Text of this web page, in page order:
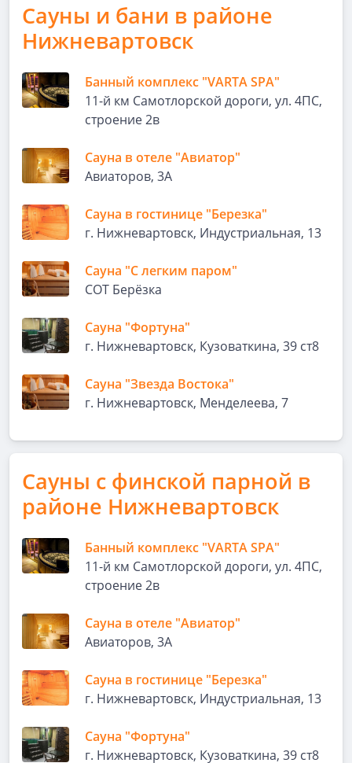
Сауны и бани в районе
Нижневартовск
Банный комплекс "VARTA SPA"
11-й км Самотлорской дороги, ул. 4ПС,
строение 2в
Сауна в отеле "Авиатор"
Авиаторов, 3А
Сауна в гостинице "Березка"
г. Нижневартовск, Индустриальная, 13
Сауна "С легким паром"
СОТ Берёзка
Сауна "Фортуна"
г. Нижневартовск, Кузоваткина, 39 ст8
Сауна "Звезда Востока"
г. Нижневартовск, Менделеева, 7
Сауны с финской парной в
районе Нижневартовск
Банный комплекс "VARTA SPA"
11-й км Самотлорской дороги, ул. 4ПС,
строение 2в
Сауна в отеле "Авиатор"
Авиаторов, 3А
Сауна в гостинице "Березка"
г. Нижневартовск, Индустриальная, 13
Сауна "Фортуна"
г. Нижневартовск, Кузоваткина, 39 ст8